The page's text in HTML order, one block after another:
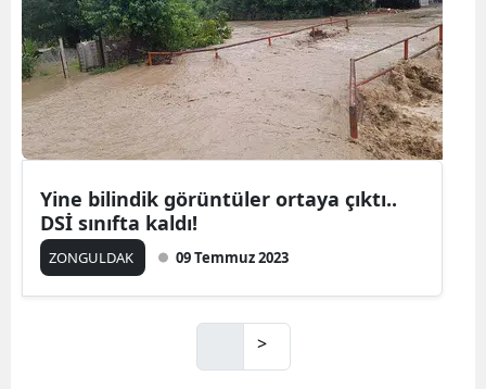
Yine bilindik görüntüler ortaya çıktı..
DSİ sınıfta kaldı!
ZONGULDAK 09 Temmuz 2023
>